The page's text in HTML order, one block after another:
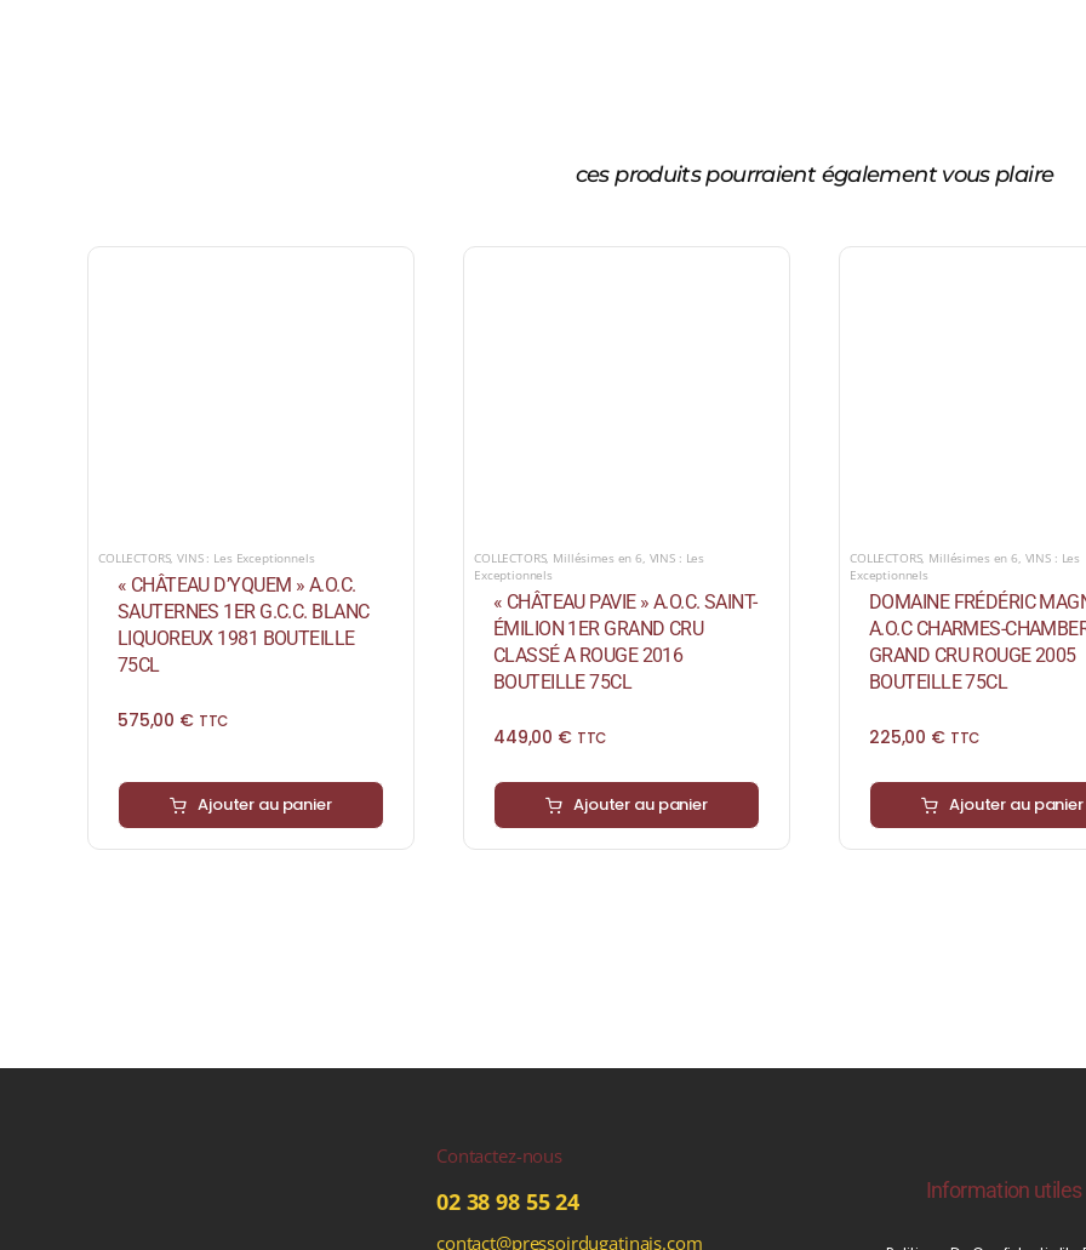
ces produits pourraient également vous plaire
COLLECTORS,VINS : Les Exceptionnels
« CHÂTEAU D’YQUEM » A.O.C.
SAUTERNES 1ER G.C.C. BLANC
LIQUOREUX 1981 BOUTEILLE
75CL
575,00 € TTC
Ajouter au panier
COLLECTORS, Millésimes en 6, VINS : Les
Exceptionnels
« CHÂTEAU PAVIE » A.O.C. SAINT-
ÉMILION 1ER GRAND CRU
CLASSÉ A ROUGE 2016
BOUTEILLE 75CL
449,00 € TTC
Ajouter au panier
COLLECTORS, Millésimes en 6, VINS : Les
Exceptionnels
DOMAINE FRÉDÉRIC
A.O.C CHARMES-
GRAND CRU ROUGE 2005
BOUTEILLE 75CL
225,00 € TTC
Ajouter au panier
Contactez-nous
02 38 98 55 24
contact@pressoirdugatinais.com
Information utiles